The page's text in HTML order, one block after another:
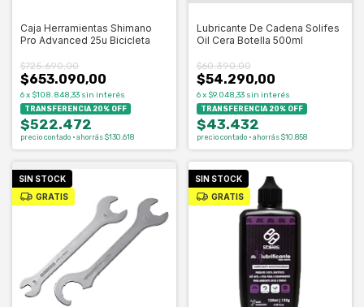
Caja Herramientas Shimano
Pro Advanced 25u Bicicleta
$653.090,00
$725.690,00
6x $108.848,33 sin interés
TRANSFERENCIA 20% OFF
$522.472
precio contado · ahorrás $130.618
Lubricante De Cadena Solifes
Oil Cera Botella 500ml
$54.290,00
$60.390,00
6 x $9.048,33 sin interés
TRANSFERENCIA 20% OFF
$43.432
precio contado · ahorrás $10.858
SIN STOCK
GRATIS
SIN STOCK
GRATIS